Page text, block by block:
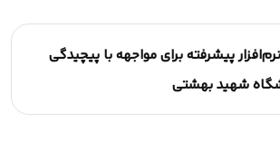
پیشرفته برای مواجهه با پیچیدگی
شهید بهشتی